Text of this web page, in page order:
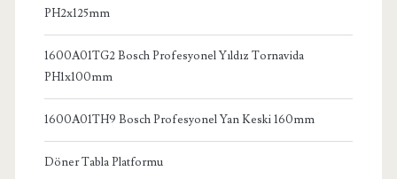
PH2x125mm
1600A01TG2 Bosch Profesyonel Yıldız Tornavida
PH1x100mm
1600A01TH9 Bosch Profesyonel Yan Keski 160mm
Döner Tabla Platformu